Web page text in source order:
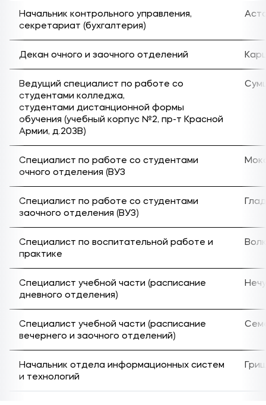
Начальник контрольного управления,
секретариат (бухгалтерия)
Декан очного и заочного отделений
Ведущий специалист по работе со
студентами колледжа,
студентами дистанционной формы
обучения (учебный корпус №2, пр-т Красной
Армии, д.203В)
Специалист по работе со студентами
очного отделения (ВУЗ
Специалист по работе со студентами
заочного отделения (ВУЗ)
Специалист по воспитательной работе и
практике
Специалист учебной части (расписание
дневного отделения)
Специалист учебной части (расписание
вечернего и заочного отделений)
Начальник отдела информационных систем
и технологий